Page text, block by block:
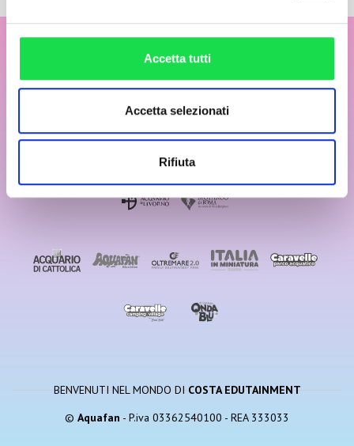
Accetta tutti
Accetta selezionati
Rifiuta
BENVENUTI NEL MONDO DICOSTA EDUTAINMENT
© Aquafan - P.iva 03362540100 - REA 333033